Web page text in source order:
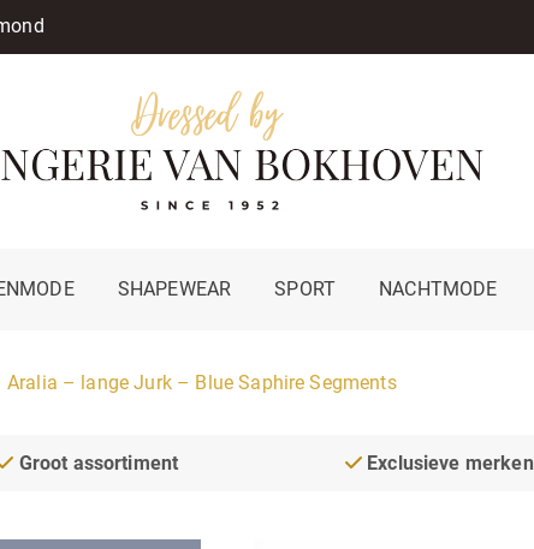
SHAPEWEAR SPORT NACHTMODE
Aralia – lange Jurk – Blue Saphire Segments
Groot assortiment Exclusieve merken